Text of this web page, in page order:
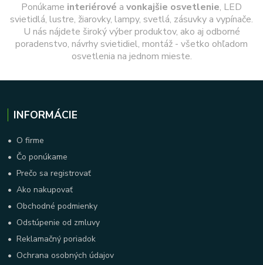
Ponúkame interiérové a vonkajšie osvetlenie, LED
svietidlá, lustre, žiarovky, lampy, svetlá, zásuvky a vypínače.
U nás nájdete široký výber produktov, ako aj odborné
poradenstvo, návrhy svietidiel, montáž - všetko ohľadom
osvetlenia na jednom mieste.
INFORMÁCIE
• O firme
• Čo ponúkame
•Prečo sa registrovať
•Ako nakupovať
• Obchodné podmienky
• Odstúpenie od zmluvy
•Reklamačný poriadok
• Ochrana osobných údajov